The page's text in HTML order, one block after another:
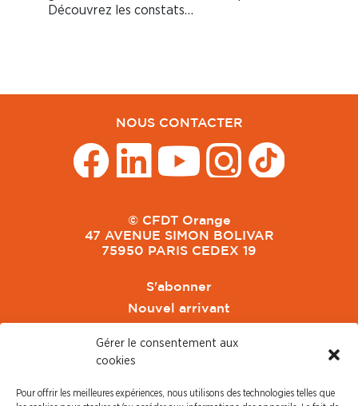
Gérer le consentement aux
cookies
Pour offrir les meilleures expériences, nous utilisons des technologies telles que
Découvrez les constats…
NOUS CONTACTER
© CFDT Orange
47 AVENUE SIMON BOLIVAR
75950 PARIS CEDEX 19
S'abonner
Nouvel arrivant
CFDT Cadres